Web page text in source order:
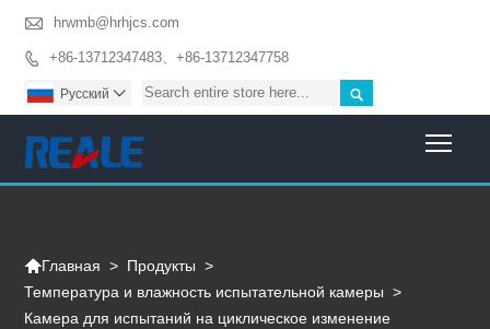
 hrwmb@hrhjcs.com
 +86-13712347483、+86-13712347758

Pусский 
Главная > Продукты >
Температура и влажность испытательной камеры >
Камера для испытаний на циклическое изменение